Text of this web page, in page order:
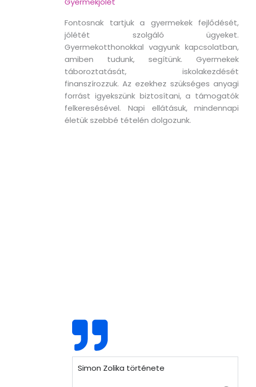
Fontosnak tartjuk a gyermekek fejlődését,
jólétét szolgáló ügyeket.
Gyermekotthonokkal vagyunk kapcsolatban,
amiben tudunk, segítünk. Gyermekek
táboroztatását, iskolakezdését
finanszírozzuk. Az ezekhez szükséges anyagi
forrást igyekszünk biztosítani, a támogatók
felkeresésével. Napi ellátásuk, mindennapi
életük szebbé tételén dolgozunk.
Simon Zolika története